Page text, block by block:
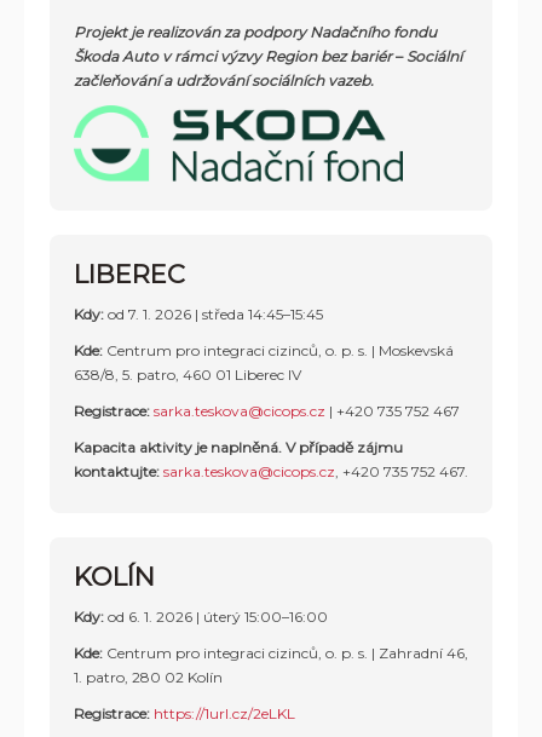
Projekt je realizován za podpory Nadačního fondu
Škoda Auto v rámci výzvy Region bez bariér–Sociální
začleňování a udržování sociálních vazeb.
LIBEREC
Kdy: od 7. 1. 2026 | středa 14:45–15:45
Kde: Centrum pro integraci cizinců, o. p. s. | Moskevská
638/8, 5. patro, 460 01 Liberec IV
Registrace: sarka.teskova@cicops.cz | +420 735 752 467
Kapacita aktivity je naplněná. V případě zájmu
kontaktujte: sarka.teskova@cicops.cz, +420 735 752 467.
KOLÍN
Kdy: od 6. 1. 2026 | úterý 15:00–16:00
Kde: Centrum pro integraci cizinců, o. p. s. | Zahradní 46,
1. patro, 280 02 Kolín
Registrace: https://1url.cz/2eLKL